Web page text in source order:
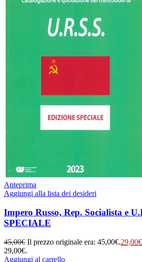
Anteprima
Aggiungi alla lista dei desideri
Impero Russo, Rep. Socialista e
SPECIALE
45,00€ Il prezzo originale era: 45,00€.29,00€
29,00€.
Aggiungi al carrello